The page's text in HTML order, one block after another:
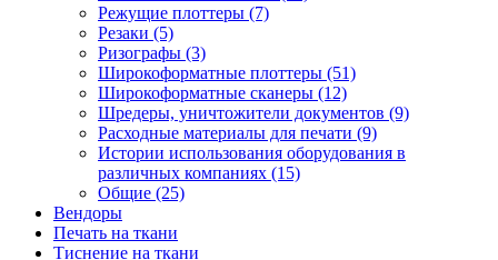
Режущие плоттеры (7)
Резаки (5)
Ризографы (3)
Широкоформатные плоттеры (51)
Широкоформатные сканеры (12)
Шредеры, уничтожители документов (9)
Расходные материалы для печати (9)
Истории использования оборудования в
различных компаниях (15)
Общие (25)
Вендоры
Печать на ткани
Тиснение на ткани